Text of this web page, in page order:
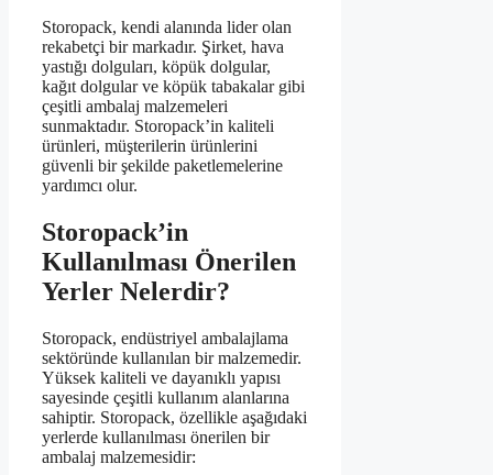
Storopack, kendi alanında lider olan
rekabetçi bir markadır. Şirket, hava
yastığı dolguları, köpük dolgular,
kağıt dolgular ve köpük tabakalar gibi
çeşitli ambalaj malzemeleri
sunmaktadır. Storopack’in kaliteli
ürünleri, müşterilerin ürünlerini
güvenli bir şekilde paketlemelerine
yardımcı olur.
Storopack’in
Kullanılması Önerilen
Yerler Nelerdir?
Storopack, endüstriyel ambalajlama
sektöründe kullanılan bir malzemedir.
Yüksek kaliteli ve dayanıklı yapısı
sayesinde çeşitli kullanım alanlarına
sahiptir. Storopack, özellikle aşağıdaki
yerlerde kullanılması önerilen bir
ambalaj malzemesidir: